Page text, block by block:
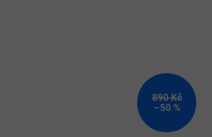
890 Kč
–50 %